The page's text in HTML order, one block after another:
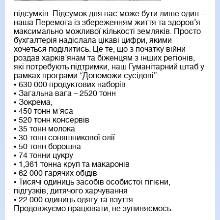
підсумків. Підсумок для нас може бути лише один –
наша Перемога із збереженням життя та здоров’я
максимально можливої кількості земляків. Просто
бухгалтерія надіслала цікаві цифри, якими
хочеться поділитись. Це те, що з початку війни
роздав харків’янам та біженцям з інших регіонів,
які потребують підтримки, наш Гуманітарний штаб у
рамках програми “Допоможи сусідові”:
• 630 000 продуктових наборів
• Загальна вага – 2520 тонн
• Зокрема,
• 450 тонн м’яса
• 520 тонн консервів
• 35 тонн молока
• 30 тонн соняшникової олії
• 50 тонн борошна
• 74 тонни цукру
• 1,361 тонна круп та макаронів
• 62 000 гарячих обідів
• Тисячі одиниць засобів особистої гігієни,
підгузків, дитячого харчування
• 22 000 одиниць одягу та взуття
Продовжуємо працювати, не зупиняємось.